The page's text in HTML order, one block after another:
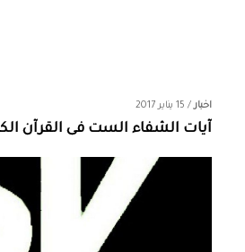
اخبار/ 15 يناير 2017
آيات الشفاء الست فى القرآن الكريم